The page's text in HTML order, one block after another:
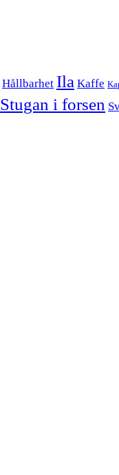
Hållbarhet Ila Kaffe
Stugan i forsen